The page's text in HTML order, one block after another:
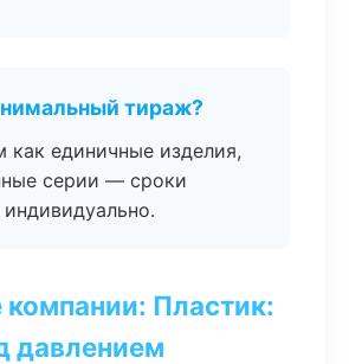
тираж?
как единичные изделия,
серии — сроки
Пластик:
давлением